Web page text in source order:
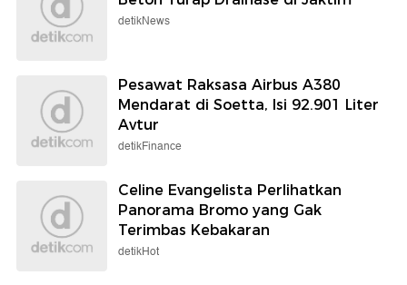
detikNews
Pesawat Raksasa Airbus A380
Mendarat di Soetta, Isi 92.901 Liter
Avtur
detikFinance
Celine Evangelista Perlihatkan
Panorama Bromo yang Gak
Terimbas Kebakaran
detikHot